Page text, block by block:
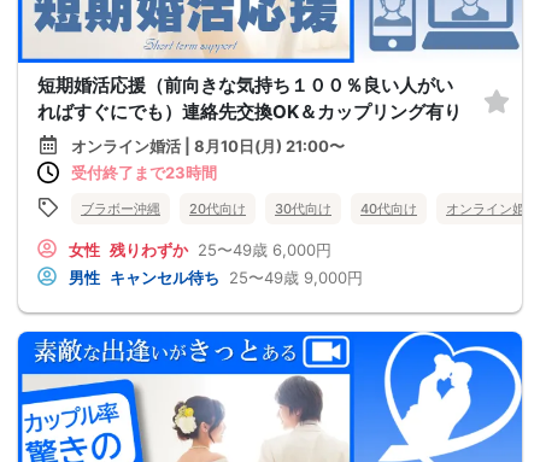
短期婚活応援（前向きな気持ち１００％良い人がい
ればすぐにでも）連絡先交換OK＆カップリング有り
オンライン婚活 | 8月10日(月) 21:00〜
受付終了まで23時間
ブラボー沖縄 20代向け 30代向け 40代向け オンライン婚活
女性 残りわずか 25〜49歳 6,000円
男性 キャンセル待ち 25〜49歳 9,000円